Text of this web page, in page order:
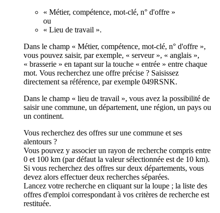
« Métier, compétence, mot-clé, n° d'offre »
ou
« Lieu de travail ».
Dans le champ « Métier, compétence, mot-clé, n° d'offre »,
vous pouvez saisir, par exemple, « serveur », « anglais »,
« brasserie » en tapant sur la touche « entrée » entre chaque
mot. Vous recherchez une offre précise ? Saisissez
directement sa référence, par exemple 049RSNK.
Dans le champ « lieu de travail », vous avez la possibilité de
saisir une commune, un département, une région, un pays ou
un continent.
Vous recherchez des offres sur une commune et ses
alentours ?
Vous pouvez y associer un rayon de recherche compris entre
0 et 100 km (par défaut la valeur sélectionnée est de 10 km).
Si vous recherchez des offres sur deux départements, vous
devez alors effectuer deux recherches séparées.
Lancez votre recherche en cliquant sur la loupe ; la liste des
offres d'emploi correspondant à vos critères de recherche est
restituée.